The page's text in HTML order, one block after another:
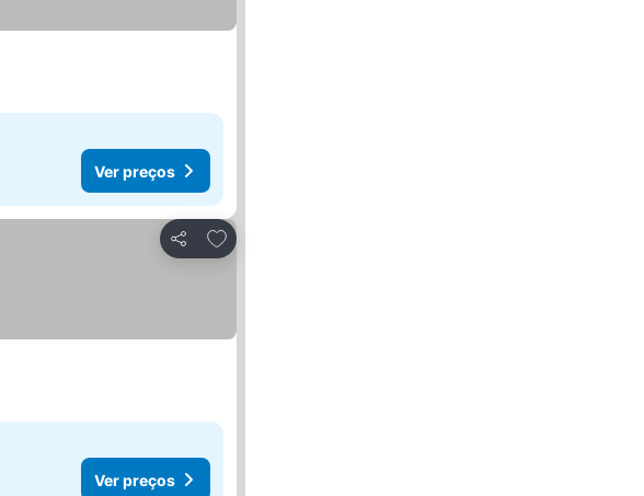
Ver preços
Partilhar
Adicionar aos favoritos
Ver preços